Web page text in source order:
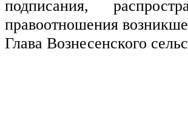
подписания,
правоотношения
Глава Вознесенского